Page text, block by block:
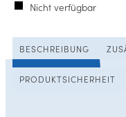
Nicht verfügbar
BESCHREIBUNG
PRODUKTSICHERHEIT